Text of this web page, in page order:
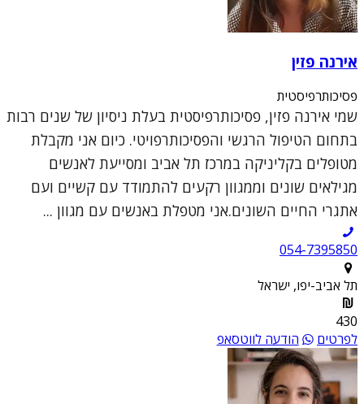
אירנה פזין
פסיכותרפיסטית
שמי אירנה פזין, פסיכותרפיסטית בעלת ניסיון של שנים רבות
בתחום הטיפול הרגשי והפסיכותרפויטי. כיום אני מקבלת
מטופלים בקליניקה במרכז תל אביב ומסייעת לאנשים
מגילאים שונים וממגוון רקעים להתמודד עם קשיים ועם
אתגרי החיים השונים.אני מטפלת באנשים עם מגוון ...
054-7395850
תל אביב-יפו, ישראל
430
לפרטים
הודעה לווטסאפ